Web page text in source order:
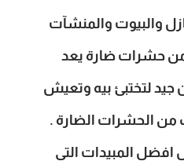
والبيوت والمنشآت
من حشرات ضارة يعد
جيد لتختبئ بيه وتعيش
من الحشرات الضارة .
المبيدات التى